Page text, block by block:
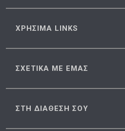
ΧΡΗΣΙΜΑ LINKS
ΣΧΕΤΙΚΑ ΜΕ ΕΜΑΣ
ΣΤΗ ΔΙΑΘΕΣΗ ΣΟΥ